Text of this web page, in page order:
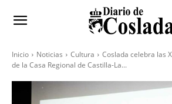
Inicio Noticias Cultura
Coslada celebra las
de la Casa Regional de Castilla-La...